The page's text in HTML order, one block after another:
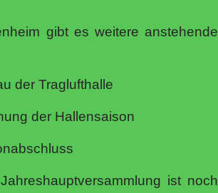
gibt es weitere anstehende
der Traglufthalle
der Hallensaison
ist noch